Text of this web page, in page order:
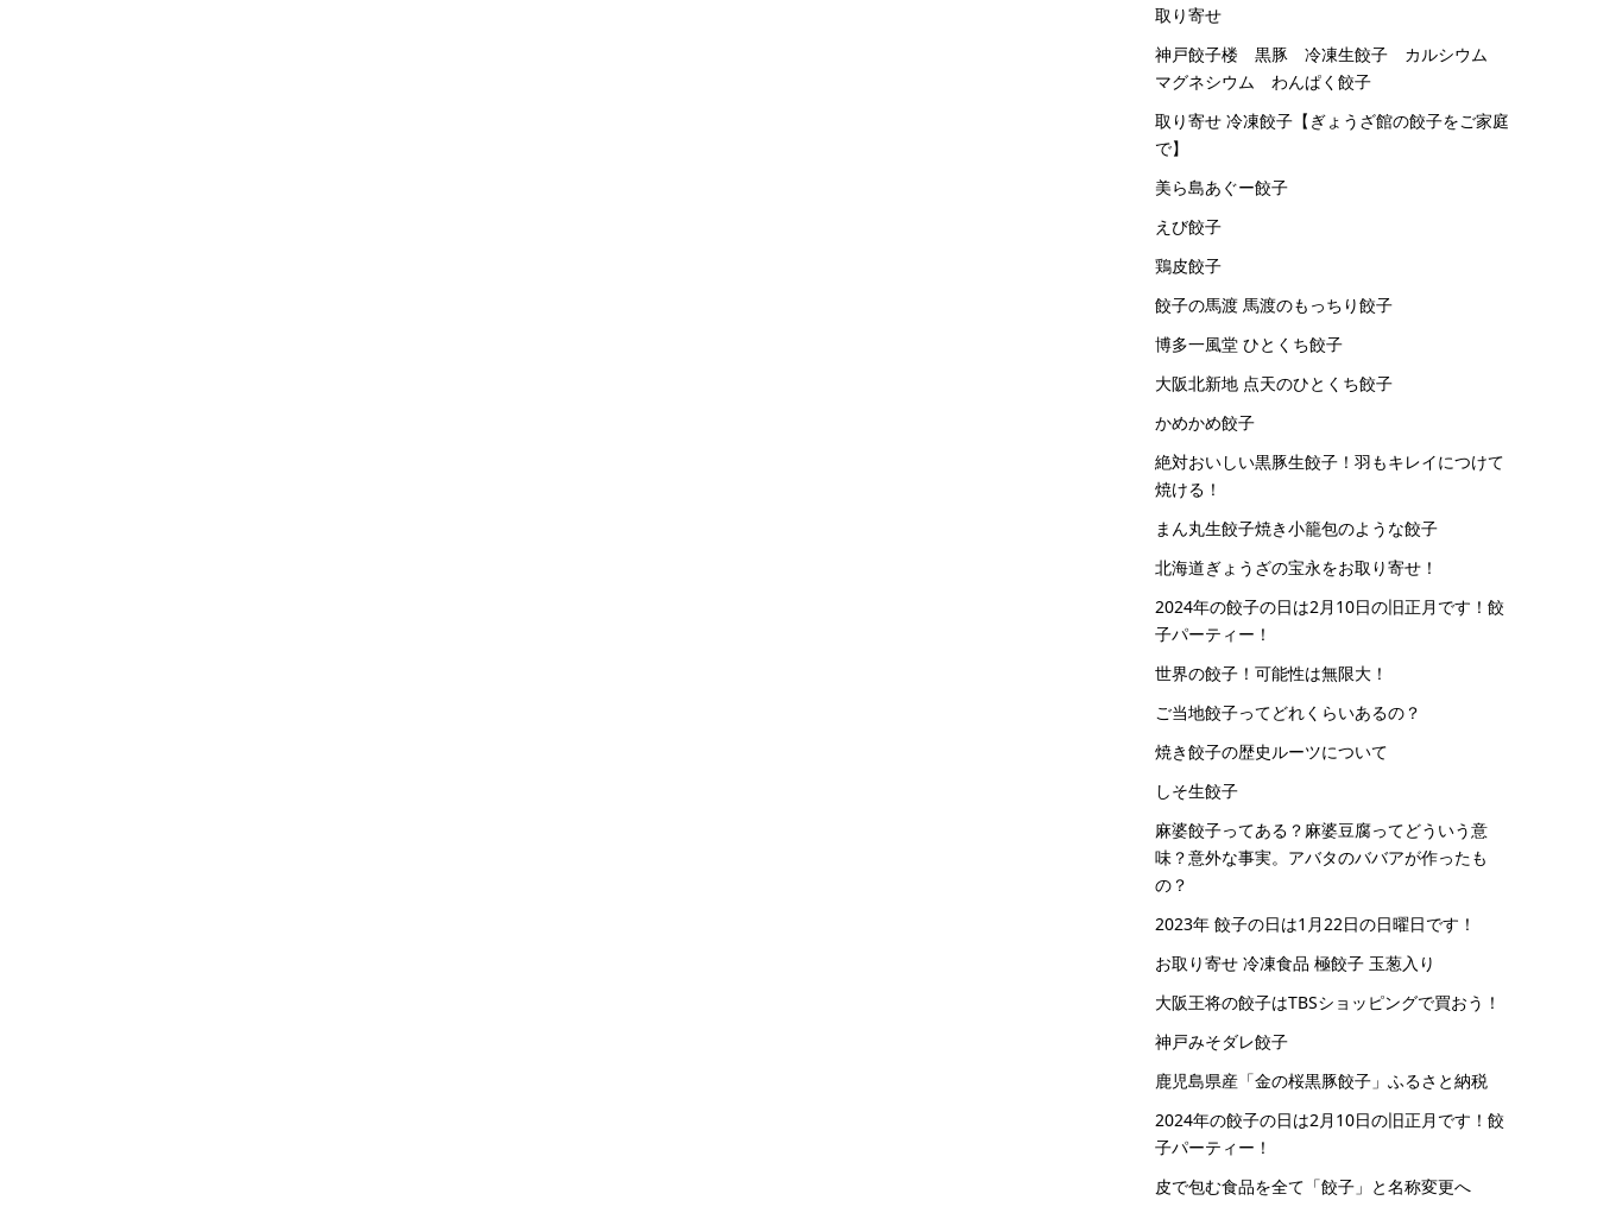
取り寄せ
神戸餃子楼 黒豚 冷凍生餃子 カルシウム
マグネシウム わんぱく餃子
取り寄せ 冷凍餃子【ぎょうざ館の餃子をご家庭
で】
美ら島あぐー餃子
えび餃子
鶏皮餃子
餃子の馬渡 馬渡のもっちり餃子
博多一風堂 ひとくち餃子
大阪北新地 点天のひとくち餃子
かめかめ餃子
絶対おいしい黒豚生餃子！羽もキレイにつけて
焼ける！
まん丸生餃子焼き小籠包のような餃子
北海道ぎょうざの宝永をお取り寄せ！
2024年の餃子の日は2月10日の旧正月です！餃
子パーティー！
世界の餃子！可能性は無限大！
ご当地餃子ってどれくらいあるの？
焼き餃子の歴史ルーツについて
しそ生餃子
麻婆餃子ってある？麻婆豆腐ってどういう意
味？意外な事実。アバタのババアが作ったも
の？
2023年 餃子の日は1月22日の日曜日です！
お取り寄せ 冷凍食品 極餃子 玉葱入り
大阪王将の餃子はTBSショッピングで買おう！
神戸みそダレ餃子
鹿児島県産「金の桜黒豚餃子」ふるさと納税
2024年の餃子の日は2月10日の旧正月です！餃
子パーティー！
皮で包む食品を全て「餃子」と名称変更へ